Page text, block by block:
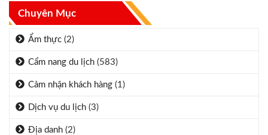
Chuyên Mục
Ẩm thực (2)
Cẩm nang du lịch (583)
Cảm nhận khách hàng (1)
Dịch vụ du lịch (3)
Địa danh (2)